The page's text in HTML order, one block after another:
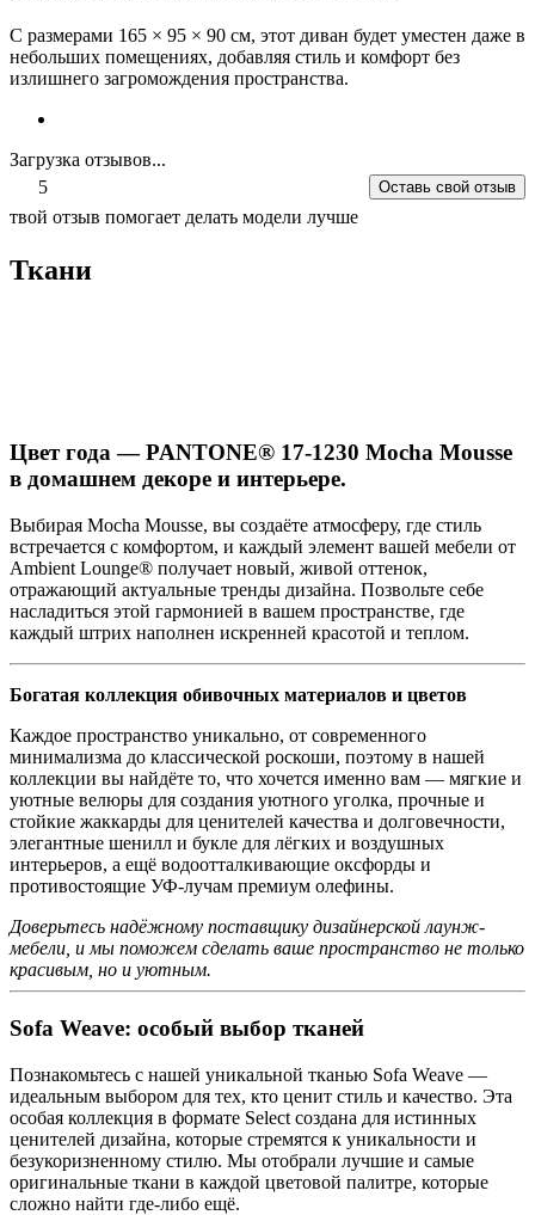
С размерами 165 × 95 × 90 см, этот диван будет уместен даже в
небольших помещениях, добавляя стиль и комфорт без
излишнего загромождения пространства.
Загрузка отзывов...
5
Оставь свой отзыв
твой отзыв помогает делать модели лучше
Ткани
Цвет года — PANTONE® 17-1230 Mocha Mousse
в домашнем декоре и интерьере.
Выбирая Mocha Mousse, вы создаёте атмосферу, где стиль
встречается с комфортом, и каждый элемент вашей мебели от
Ambient Lounge® получает новый, живой оттенок,
отражающий актуальные тренды дизайна. Позвольте себе
насладиться этой гармонией в вашем пространстве, где
каждый штрих наполнен искренней красотой и теплом.
Богатая коллекция обивочных материалов и цветов
Каждое пространство уникально, от современного
минимализма до классической роскоши, поэтому в нашей
коллекции вы найдёте то, что хочется именно вам — мягкие и
уютные велюры для создания уютного уголка, прочные и
стойкие жаккарды для ценителей качества и долговечности,
элегантные шенилл и букле для лёгких и воздушных
интерьеров, а ещё водоотталкивающие оксфорды и
противостоящие УФ-лучам премиум олефины.
Доверьтесь надёжному поставщику дизайнерской лаунж-
мебели, и мы поможем сделать ваше пространство не только
красивым, но и уютным.
Sofa Weave: особый выбор тканей
Познакомьтесь с нашей уникальной тканью Sofa Weave —
идеальным выбором для тех, кто ценит стиль и качество. Эта
особая коллекция в формате Select создана для истинных
ценителей дизайна, которые стремятся к уникальности и
безукоризненному стилю. Мы отобрали лучшие и самые
оригинальные ткани в каждой цветовой палитре, которые
сложно найти где-либо ещё.